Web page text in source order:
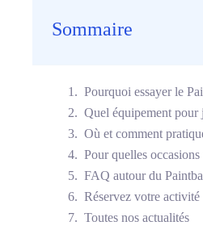
Sommaire
Pourquoi essayer le
Quel équipement pour
Où et comment
Pour quelles
FAQ autour du
Réservez votre activité
Toutes nos actualités